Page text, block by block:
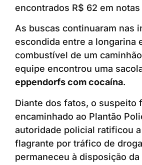
encontrados R$ 62 em
As buscas continuaram nas
escondida entre a longarina
combustível de um
equipe encontrou uma
eppendorfs com cocaína.
Diante dos fatos, o suspeito
encaminhado ao Plantão
autoridade policial ratificou
flagrante por tráfico de
permaneceu à disposição da